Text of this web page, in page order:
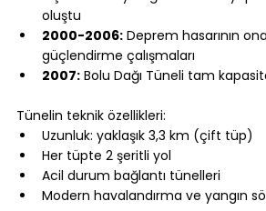
oluştu
2000-2006: Deprem hasarının
güçlendirme çalışmaları
2007: Bolu Dağı Tüneli tam
Tünelin teknik özellikleri:
Uzunluk: yaklaşık 3,3 km (çift tüp)
Her tüpte 2 şeritli yol
Acil durum bağlantı tünelleri
Modern havalandırma ve yangın